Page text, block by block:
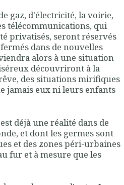
gaz, d'électricité, la voirie,
télécommunications, qui
privatisés, seront réservés
dans de nouvelles
alors à une situation
découvriront à la
des situations mirifiques
jamais eux ni leurs enfants
déjà une réalité dans de
et dont les germes sont
et des zones péri-urbaines
fur et à mesure que les